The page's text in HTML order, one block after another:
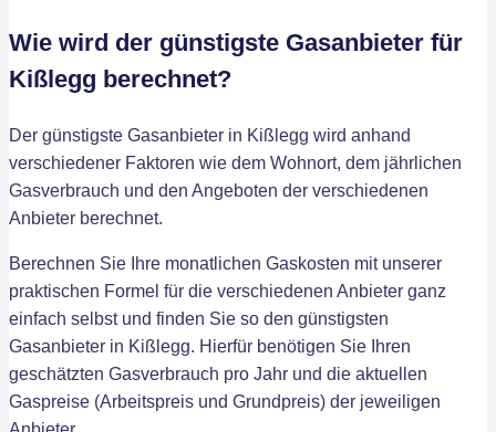
Wie wird der günstigste Gasanbieter für
Kißlegg berechnet?
Der günstigste Gasanbieter in Kißlegg wird anhand
verschiedener Faktoren wie dem Wohnort, dem jährlichen
Gasverbrauch und den Angeboten der verschiedenen
Anbieter berechnet.
Berechnen Sie Ihre monatlichen Gaskosten mit unserer
praktischen Formel für die verschiedenen Anbieter ganz
einfach selbst und finden Sie so den günstigsten
Gasanbieter in Kißlegg. Hierfür benötigen Sie Ihren
geschätzten Gasverbrauch pro Jahr und die aktuellen
Gaspreise (Arbeitspreis und Grundpreis) der jeweiligen